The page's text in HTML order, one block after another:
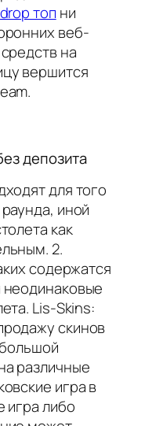
топ ни
веб-
на
вершится
депозита
для того
иной
как
2.
содержатся
Lis-Skins:
скинов
различные
игра в
игра либо